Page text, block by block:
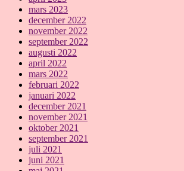
mars 2023
december 2022
november 2022
september 2022
augusti 2022
april 2022
mars 2022
februari 2022
januari 2022
december 2021
november 2021
oktober 2021
september 2021
juli 2021
juni 2021